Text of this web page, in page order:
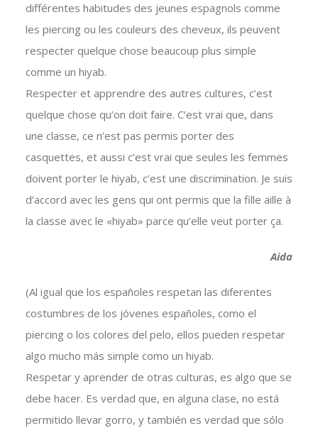
différentes habitudes des jeunes espagnols comme
les piercing ou les couleurs des cheveux, ils peuvent
respecter quelque chose beaucoup plus simple
comme un hiyab.
Respecter et apprendre des autres cultures, c’est
quelque chose qu’on doit faire. C’est vrai que, dans
une classe, ce n’est pas permis porter des
casquettes, et aussi c’est vrai que seules les femmes
doivent porter le hiyab, c’est une discrimination. Je suis
d’accord avec les gens qui ont permis que la fille aille à
la classe avec le «hiyab» parce qu’elle veut porter ça.
Aida
(Al igual que los españoles respetan las diferentes
costumbres de los jóvenes españoles, como el
piercing o los colores del pelo, ellos pueden respetar
algo mucho más simple como un hiyab.
Respetar y aprender de otras culturas, es algo que se
debe hacer. Es verdad que, en alguna clase, no está
permitido llevar gorro, y también es verdad que sólo